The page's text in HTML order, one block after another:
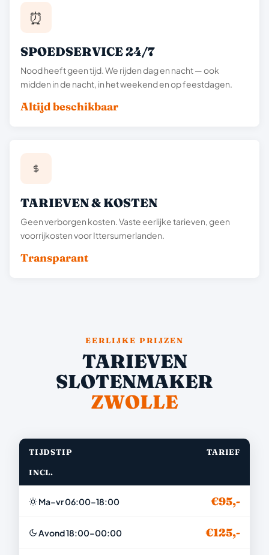
⏰
SPOEDSERVICE 24/7
Nood heeft geen tijd. We rijden dag en nacht — ook
midden in de nacht, in het weekend en op feestdagen.
Altijd beschikbaar
TARIEVEN & KOSTEN
Geen verborgen kosten. Vaste eerlijke tarieven, geen
voorrijkosten voor Ittersumerlanden.
Transparant
EERLIJKE PRIJZEN
TARIEVEN
SLOTENMAKER
ZWOLLE
TIJDSTIP TARIEF
INCL.
Ma–vr 06:00–18:00 €95,-
Avond 18:00–00:00 €125,-